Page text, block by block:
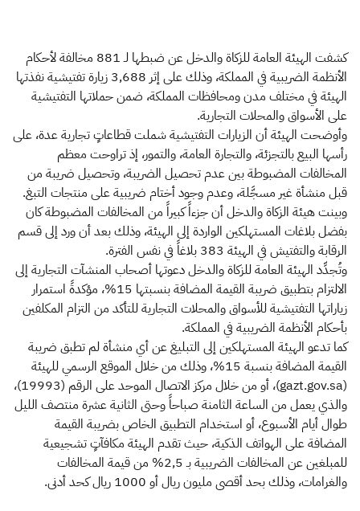
كشفت الهيئة العامة للزكاة والدخل عن ضبطها لـ 881 مخالفة لأحكام
الأنظمة الضريبية في المملكة، وذلك على إثر 3,688 زيارة تفتيشية نفذتها
الهيئة في مختلف مدن ومحافظات المملكة، ضمن حملاتها التفتيشية
على الأسواق والمحلات التجارية.
وأوضحت الهيئة أن الزيارات التفتيشية شملت قطاعاتٍ تجارية عدة، على
رأسها البيع بالتجزئة، والتجارة العامة، والتمور، إذ تراوحت معظم
المخالفات المضبوطة بين عدم تحصيل الضريبة، وتحصيل ضريبة من
قبل منشأة غير مسجَّلة، وعدم وجود أختام ضريبية على منتجات التبغ.
وبينت هيئة الزكاة والدخل أن جزءاً كبيراً من المخالفات المضبوطة كان
بفضل بلاغات المستهلكين الواردة إلى الهيئة، وذلك بعد أن ورد إلى قسم
الرقابة والتفتيش في الهيئة 383 بلاغاً في نفس الفترة.
وتُجدِّد الهيئة العامة للزكاة والدخل دعوتها أصحاب المنشآت التجارية إلى
الالتزام بتطبيق ضريبة القيمة المضافة بنسبتها 15%، مؤكدةً استمرار
زياراتها التفتيشية للأسواق والمحلات التجارية للتأكد من التزام المكلفين
بأحكام الأنظمة الضريبية في المملكة.
كما تدعو الهيئة المستهلكين إلى التبليغ عن أي منشأة لم تطبق ضريبة
القيمة المضافة بنسبة 15%، وذلك من خلال الموقع الرسمي للهيئة
(gazt.gov.sa)، أو من خلال مركز الاتصال الموحد على الرقم (19993)،
والذي يعمل من الساعة الثامنة صباحاً وحتى الثانية عشرة منتصف الليل
طوال أيام الأسبوع، أو استخدام التطبيق الخاص بضريبة القيمة
المضافة على الهواتف الذكية، حيث تقدم الهيئة مكافآتٍ تشجيعية
للمبلغين عن المخالفات الضريبية بـ 2,5% من قيمة المخالفات
والغرامات، وذلك بحد أقصى مليون ريال أو 1000 ريال كحد أدنى.​